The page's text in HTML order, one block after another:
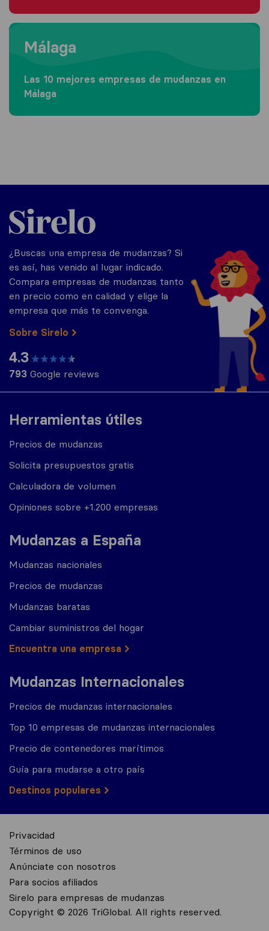
Moving to Málaga
Málaga
Las 10 mejores empresas de mudanzas en
Málaga
Herramientas útiles
Precios de mudanzas
Solicita presupuestos gratis
Calculadora de volumen
Opiniones sobre +1.200 empresas
Mudanzas a España
Mudanzas nacionales
Precios de mudanzas
Mudanzas baratas
Cambiar suministros del hogar
Encuentra una empresa
Mudanzas Internacionales
Precios de mudanzas internacionales
Top 10 empresas de mudanzas internacionales
Precio de contenedores marítimos
Guía para mudarse a otro país
Destinos populares
Sirelo.es
¿Buscas una empresa de mudanzas? Si
es así, has venido al lugar indicado.
Compara empresas de mudanzas tanto
en precio como en calidad y elige la
empresa que más te convenga.
Sobre Sirelo
4.3
793 Google reviews
Privacidad
Términos de uso
Anúnciate con nosotros
Para socios afiliados
Sirelo para empresas de mudanzas
Copyright © 2026 TriGlobal. All rights reserved.